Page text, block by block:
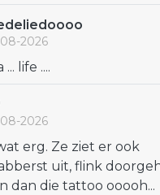
2026
... life ....
2026
erg. Ze ziet er ook
uit, flink
dan die tattoo ooooh...